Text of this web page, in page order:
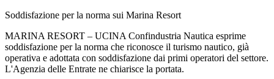
Soddisfazione per la norma sui Marina Resort
MARINA RESORT – UCINA Confindustria Nautica esprime
soddisfazione per la norma che riconosce il turismo nautico, già
operativa e adottata con soddisfazione dai primi operatori del settore.
L'Agenzia delle Entrate ne chiarisce la portata.